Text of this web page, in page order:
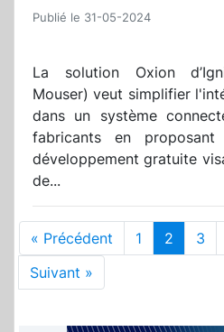
Publié le 31-05-2024
La solution Oxion
Mouser) veut simplifier
dans un système
fabricants en
développement gratuite
de...
« Précédent 1 2 3
Suivant »